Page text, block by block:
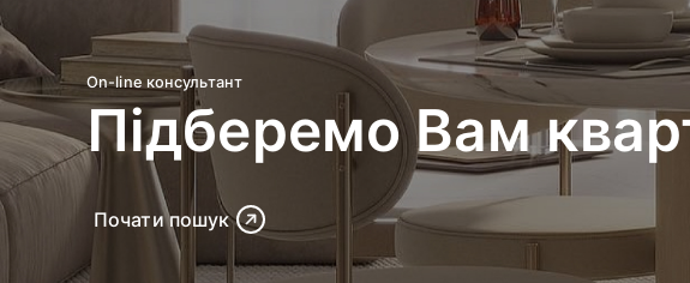
On-line консультант
Підберемо Вам
Почати пошук